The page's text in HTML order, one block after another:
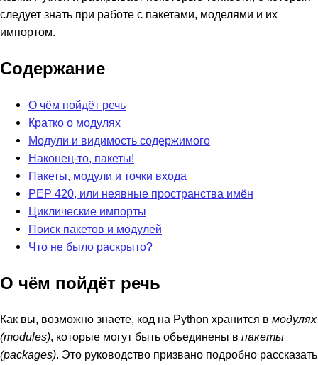
следует знать при работе с пакетами, моделями и их
импортом.
Содержание
О чём пойдёт речь
Кратко о модулях
Модули и видимость содержимого
Наконец-то, пакеты!
Пакеты, модули и точки входа
PEP 420, или неявные пространства имён
Циклические импорты
Поиск пакетов и модулей
Что не было раскрыто?
О чём пойдёт речь
Как вы, возможно знаете, код на Python хранится в модулях
(modules), которые могут быть объединены в пакеты
(packages). Это руководство призвано подробно рассказать